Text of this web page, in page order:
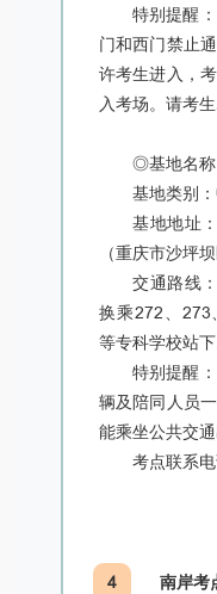
特别提醒
门和西门禁止
许考生进入，
入考场。请考
◎基地名
基地类别
基地地址
（重庆市沙坪
交通路线
换乘272、273
等专科学校站下
特别提醒
辆及陪同人员
能乘坐公共交通
考点联系
4 南岸考